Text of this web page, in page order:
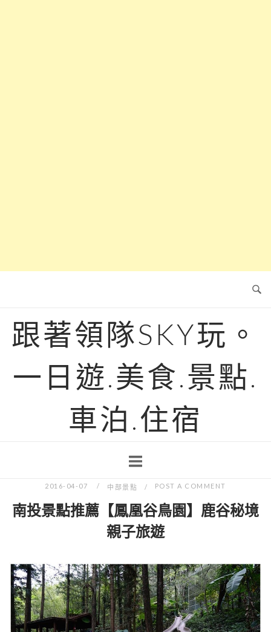
跟著領隊SKY玩。
一日遊.美食.景點.
車泊.住宿
2016-04-07 中部景點 POST A COMMENT
南投景點推薦【鳳凰谷鳥園】鹿谷秘境
親子旅遊